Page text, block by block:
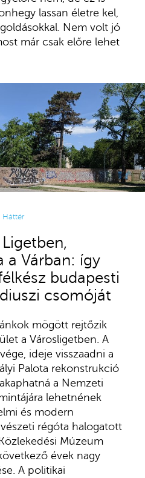
lassan életre kel,
Nem volt jó
már csak előre lehet
Háttér
a Várban: így
budapesti
csomóját
mögött rejtőzik
a Városligetben. A
ideje visszaadni a
Palota rekonstrukció
a Nemzeti
lehetnének
és modern
régóta halogatott
Múzeum
évek nagy
A politikai